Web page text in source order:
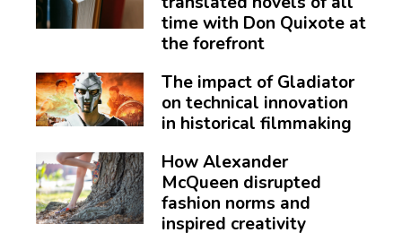
time with Don Quixote at
the forefront
The impact of Gladiator
on technical innovation
in historical filmmaking
How Alexander
McQueen disrupted
fashion norms and
inspired creativity